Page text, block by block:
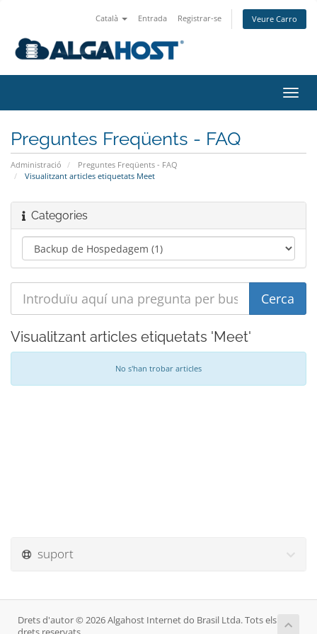
Català Entrada Registrar-se Veure Carro
la
Preguntes Freqüents - FAQ
Administració
Preguntes Freqüents - FAQ
Visualitzant articles etiquetats Meet
Categories
Visualitzant articles etiquetats 'Meet'
No s'han trobar articles
suport
Drets d'autor © 2026 Algahost Internet do Brasil Ltda. Tots els